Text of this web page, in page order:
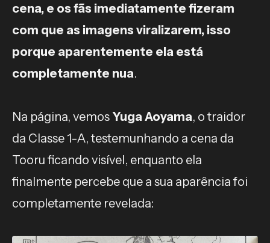
cena, e os fãs imediatamente fizeram
com que as imagens viralizarem, isso
porque aparentemente ela está
completamente nua.
Na página, vemos Yuga Aoyama, o traidor
da Classe 1-A, testemunhando a cena da
Tooru ficando visível, enquanto ela
finalmente percebe que a sua aparência foi
completamente revelada: